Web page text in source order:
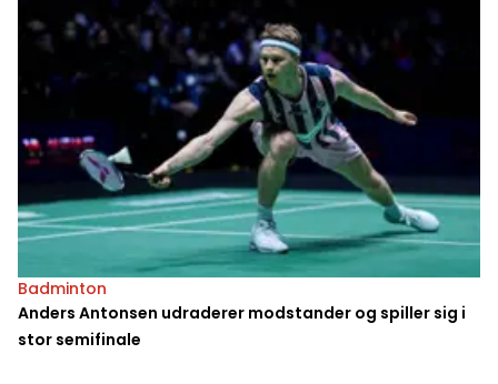
Badminton
Anders Antonsen udraderer modstander og spiller sig i
stor semifinale